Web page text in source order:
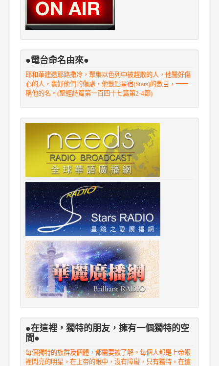
●電台命名由來●
耶和華建造耶路撒冷，聚集以色列中被趕散的人，他醫好傷
心的人，裹好他們的傷處，他數點星宿(Stars)的數目，一一
稱他的名。(聖經詩篇第一百四十七篇第2-4節)
●在這裡，獨特的朋友，擁有一個獨特的空
間●
每個獨特的族群及個體，都需要被了解。每個人都是上帝眼
裡閃亮的明星。在上帝的眼中，沒有障礙，只有獨特。在這